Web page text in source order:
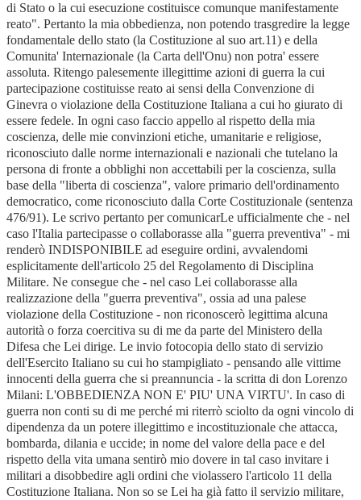
di Stato o la cui esecuzione costituisce comunque manifestamente
reato". Pertanto la mia obbedienza, non potendo trasgredire la legge
fondamentale dello stato (la Costituzione al suo art.11) e della
Comunita' Internazionale (la Carta dell'Onu) non potra' essere
assoluta. Ritengo palesemente illegittime azioni di guerra la cui
partecipazione costituisse reato ai sensi della Convenzione di
Ginevra o violazione della Costituzione Italiana a cui ho giurato di
essere fedele. In ogni caso faccio appello al rispetto della mia
coscienza, delle mie convinzioni etiche, umanitarie e religiose,
riconosciuto dalle norme internazionali e nazionali che tutelano la
persona di fronte a obblighi non accettabili per la coscienza, sulla
base della "liberta di coscienza", valore primario dell'ordinamento
democratico, come riconosciuto dalla Corte Costituzionale (sentenza
476/91). Le scrivo pertanto per comunicarLe ufficialmente che - nel
caso l'Italia partecipasse o collaborasse alla "guerra preventiva" - mi
renderò INDISPONIBILE ad eseguire ordini, avvalendomi
esplicitamente dell'articolo 25 del Regolamento di Disciplina
Militare. Ne consegue che - nel caso Lei collaborasse alla
realizzazione della "guerra preventiva", ossia ad una palese
violazione della Costituzione - non riconoscerò legittima alcuna
autorità o forza coercitiva su di me da parte del Ministero della
Difesa che Lei dirige. Le invio fotocopia dello stato di servizio
dell'Esercito Italiano su cui ho stampigliato - pensando alle vittime
innocenti della guerra che si preannuncia - la scritta di don Lorenzo
Milani: L'OBBEDIENZA NON E' PIU' UNA VIRTU'. In caso di
guerra non conti su di me perché mi riterrò sciolto da ogni vincolo di
dipendenza da un potere illegittimo e incostituzionale che attacca,
bombarda, dilania e uccide; in nome del valore della pace e del
rispetto della vita umana sentirò mio dovere in tal caso invitare i
militari a disobbedire agli ordini che violassero l'articolo 11 della
Costituzione Italiana. Non so se Lei ha già fatto il servizio militare,